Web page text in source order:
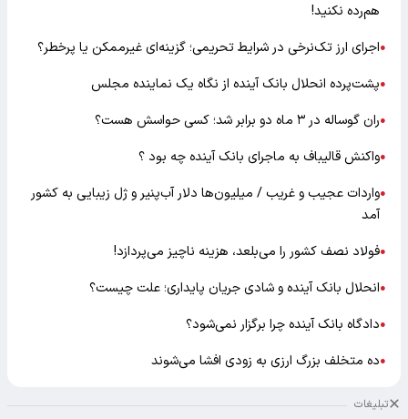
هم‌رده نکنید!
●اجرای ارز تک‌نرخی در شرایط تحریمی؛ گزینه‌ای غیرممکن یا پرخطر؟
●پشت‌پرده انحلال بانک آینده از نگاه یک نماینده مجلس
●ران گوساله در ۳ ماه دو برابر شد؛ کسی حواسش هست؟
●واکنش قالیباف به ماجرای بانک آینده چه بود ؟
●واردات عجیب و غریب / میلیون‌ها دلار آب‌پنیر و ژل زیبایی به کشور
آمد
●فولاد نصف کشور را می‌بلعد، هزینه ناچیز می‌پردازد!
●انحلال بانک آینده و شادی جریان پایداری؛ علت چیست؟
●دادگاه بانک آینده چرا برگزار نمی‌شود؟
●ده متخلف بزرگ ارزی به زودی افشا می‌شوند
تبلیغات